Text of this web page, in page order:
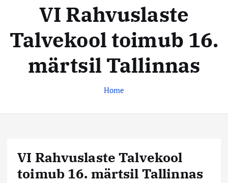
s
t
e
k
e
k
u
VI Rahvuslaste
Talvekool toimub 16.
märtsil Tallinnas
Home
VI Rahvuslaste Talvekool
toimub 16. märtsil Tallinnas